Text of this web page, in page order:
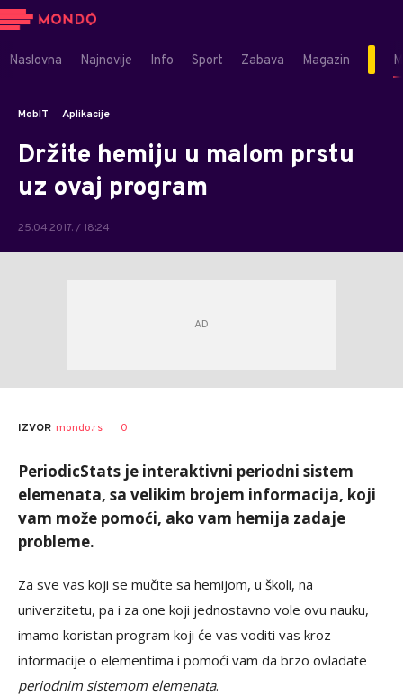
Naslovna Najnovije Info Sport Zabava Magazin
MobIT Aplikacije
Držite hemiju u malom prstu
uz ovaj program
25.04.2017. / 18:24
IZVOR mondo.rs 0
PeriodicStats je interaktivni periodni sistem
elemenata, sa velikim brojem informacija, koji
vam može pomoći, ako vam hemija zadaje
probleme.
Za sve vas koji se mučite sa hemijom, u školi, na
univerzitetu, pa i za one koji jednostavno vole ovu nauku,
imamo koristan program koji će vas voditi vas kroz
informacije o elementima i pomoći vam da brzo ovladate
periodnim sistemom elemenata.